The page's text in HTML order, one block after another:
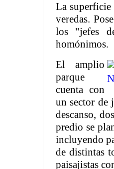
La superficie
veredas.
los "jefes
homónimos.
El amplio
parque
cuenta con
un sector de
descanso,
predio se
incluyendo
de distintas
paisajistas